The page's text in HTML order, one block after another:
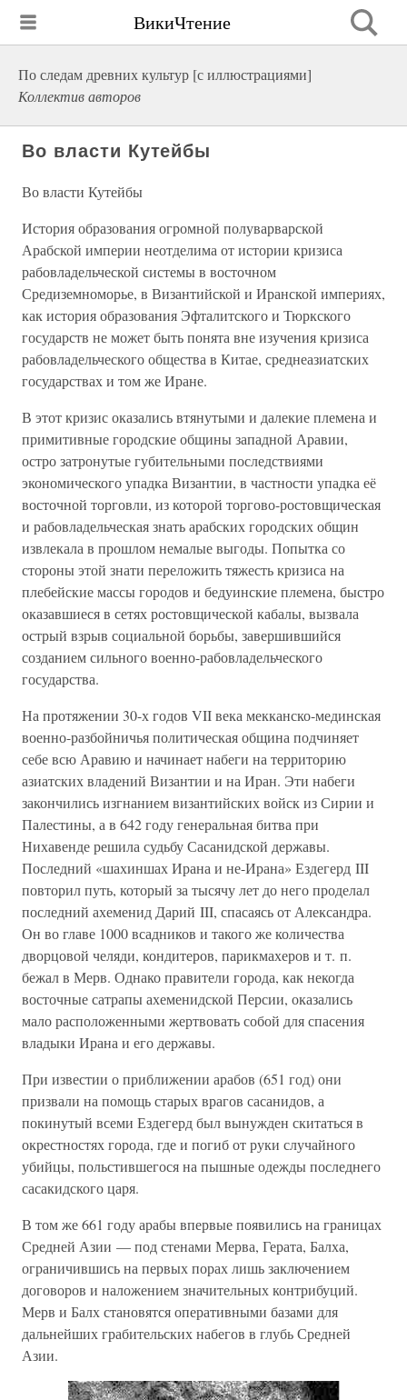
ВикиЧтение
По следам древних культур [с иллюстрациями]
Коллектив авторов
Во власти Кутейбы
Во власти Кутейбы
История образования огромной полуварварской
Арабской империи неотделима от истории кризиса
рабовладельческой системы в восточном
Средиземноморье, в Византийской и Иранской империях,
как история образования Эфталитского и Тюркского
государств не может быть понята вне изучения кризиса
рабовладельческого общества в Китае, среднеазиатских
государствах и том же Иране.
В этот кризис оказались втянутыми и далекие племена и
примитивные городские общины западной Аравии,
остро затронутые губительными последствиями
экономического упадка Византии, в частности упадка её
восточной торговли, из которой торгово-ростовщическая
и рабовладельческая знать арабских городских общин
извлекала в прошлом немалые выгоды. Попытка со
стороны этой знати переложить тяжесть кризиса на
плебейские массы городов и бедуинские племена, быстро
оказавшиеся в сетях ростовщической кабалы, вызвала
острый взрыв социальной борьбы, завершившийся
созданием сильного военно-рабовладельческого
государства.
На протяжении 30-х годов VII века мекканско-мединская
военно-разбойничья политическая община подчиняет
себе всю Аравию и начинает набеги на территорию
азиатских владений Византии и на Иран. Эти набеги
закончились изгнанием византийских войск из Сирии и
Палестины, а в 642 году генеральная битва при
Нихавенде решила судьбу Сасанидской державы.
Последний «шахиншах Ирана и не-Ирана» Ездегерд III
повторил путь, который за тысячу лет до него проделал
последний ахеменид Дарий III, спасаясь от Александра.
Он во главе 1000 всадников и такого же количества
дворцовой челяди, кондитеров, парикмахеров и т. п.
бежал в Мерв. Однако правители города, как некогда
восточные сатрапы ахеменидской Персии, оказались
мало расположенными жертвовать собой для спасения
владыки Ирана и его державы.
При известии о приближении арабов (651 год) они
призвали на помощь старых врагов сасанидов, а
покинутый всеми Ездегерд был вынужден скитаться в
окрестностях города, где и погиб от руки случайного
убийцы, польстившегося на пышные одежды последнего
сасакидского царя.
В том же 661 году арабы впервые появились на границах
Средней Азии — под стенами Мерва, Герата, Балха,
ограничившись на первых порах лишь заключением
договоров и наложением значительных контрибуций.
Мерв и Балх становятся оперативными базами для
дальнейших грабительских набегов в глубь Средней
Азии.